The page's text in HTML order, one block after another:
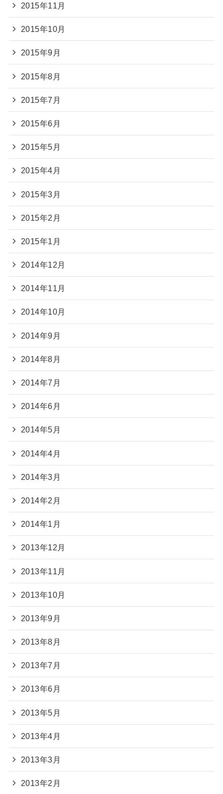
2015年11月
2015年10月
2015年9月
2015年8月
2015年7月
2015年6月
2015年5月
2015年4月
2015年3月
2015年2月
2015年1月
2014年12月
2014年11月
2014年10月
2014年9月
2014年8月
2014年7月
2014年6月
2014年5月
2014年4月
2014年3月
2014年2月
2014年1月
2013年12月
2013年11月
2013年10月
2013年9月
2013年8月
2013年7月
2013年6月
2013年5月
2013年4月
2013年3月
2013年2月